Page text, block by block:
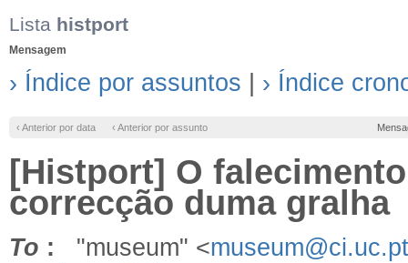
Lista histport
Mensagem
› Índice por assuntos › Índice
‹ Anterior por data ‹ Anterior por assunto
[Histport] O
correcção duma gralha
To : "museum" <museum@ci.uc.pt